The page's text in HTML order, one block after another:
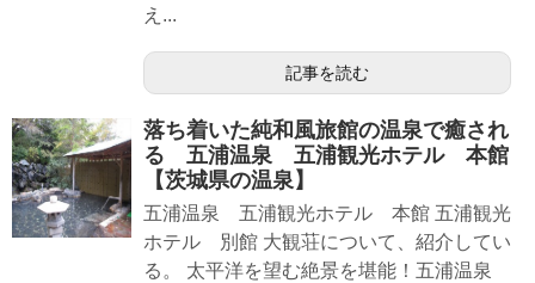
え...
記事を読む
落ち着いた純和風旅館の温泉で癒され
る 五浦温泉 五浦観光ホテル 本館
【茨城県の温泉】
五浦温泉 五浦観光ホテル 本館 五浦観光
ホテル 別館 大観荘について、紹介してい
る。 太平洋を望む絶景を堪能！五浦温泉